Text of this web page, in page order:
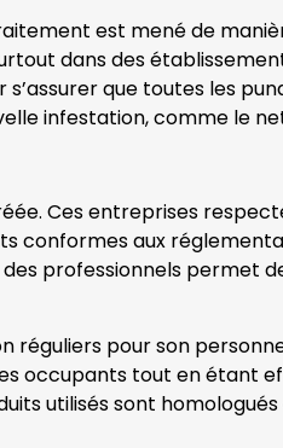
est mené de
dans des
que toutes les
infestation, comme le
Ces entreprises
conformes aux
professionnels permet
pour son
occupants tout en étant
utilisés sont